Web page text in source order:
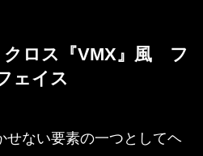
クロス『VMX』風 フ
ェイス
せない要素の一つとしてヘ